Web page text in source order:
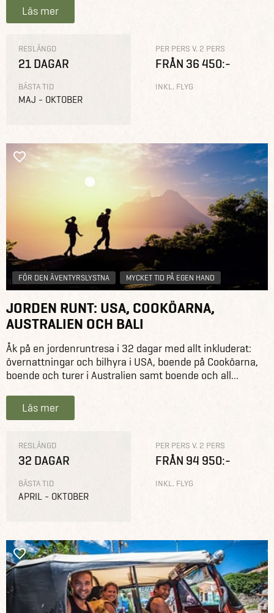
Läs mer
RESLÄNGD
21 DAGAR
BÄSTA TID
MAJ - OKTOBER
PER PERS V. 2 PERS
FRÅN 36 450:-
INKL. FLYG
FÖR DEN ÄVENTYRSLYSTNA MYCKET TID PÅ EGEN HAND
JORDEN RUNT: USA, COOKÖARNA,
AUSTRALIEN OCH BALI
Åk på en jordenruntresa i 32 dagar med allt inkluderat:
övernattningar och bilhyra i USA, boende på Cooköarna,
boende och turer i Australien samt boende och all...
Läs mer
RESLÄNGD
32 DAGAR
BÄSTA TID
APRIL - OKTOBER
PER PERS V. 2 PERS
FRÅN 94 950:-
INKL. FLYG